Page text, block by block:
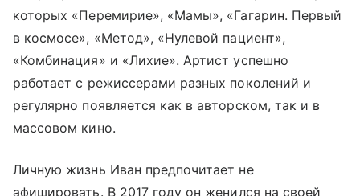
которых «Перемирие», «Мамы», «Гагарин. Первый
в космосе», «Метод», «Нулевой пациент»,
«Комбинация» и «Лихие». Артист успешно
работает с режиссерами разных поколений и
регулярно появляется как в авторском, так и в
массовом кино.
Личную жизнь Иван предпочитает не
афишировать. В 2017 году он женился на своей